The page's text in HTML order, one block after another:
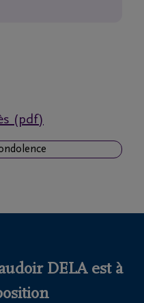
(pdf)
DELA est à